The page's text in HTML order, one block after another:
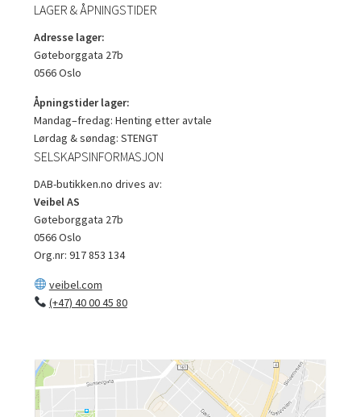
LAGER & ÅPNINGSTIDER
Adresse lager:
Gøteborggata 27b
0566 Oslo
Åpningstider lager:
Mandag–fredag: Henting etter avtale
Lørdag & søndag: STENGT
SELSKAPSINFORMASJON
DAB-butikken.no drives av:
Veibel AS
Gøteborggata 27b
0566 Oslo
Org.nr: 917 853 134
veibel.com
(+47) 40 00 45 80